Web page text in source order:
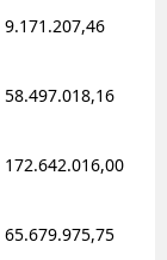
9.171.207,46
58.497.018,16
172.642.016,00
65.679.975,75